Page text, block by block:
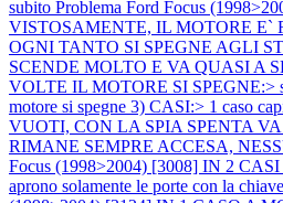
subito Problema Ford Focus
VISTOSAMENTE, IL MOTORE E`
OGNI TANTO SI SPEGNE AGLI
SCENDE MOLTO E VA QUASI A
VOLTE IL MOTORE SI SPEGNE:>
motore si spegne 3) CASI:> 1 caso
VUOTI, CON LA SPIA SPENTA
RIMANE SEMPRE ACCESA,
Focus (1998>2004) [3008] IN 2
aprono solamente le porte con la